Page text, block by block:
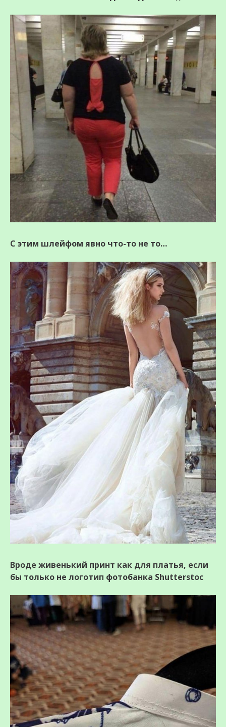
С этим шлейфом явно что-то не то…
Вроде живенький принт как для платья, если
бы только не логотип фотобанка Shutterstoc